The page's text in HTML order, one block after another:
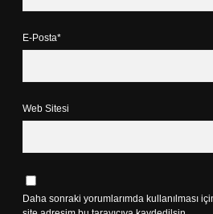
E-Posta*
Web Sitesi
Daha sonraki yorumlarımda kullanılması